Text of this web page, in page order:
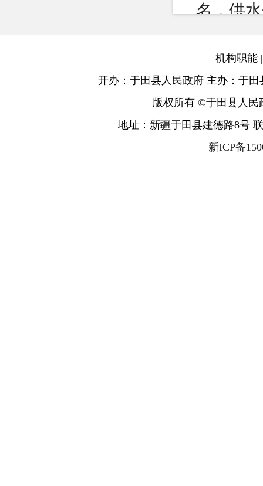
名，供
表各1
定人数
名条件
五、听
法局和
机构职能
开办：于田县人民政府 主办：于
版权所有 ©于田县人民
地址：新疆于田县建德路8号
新ICP备